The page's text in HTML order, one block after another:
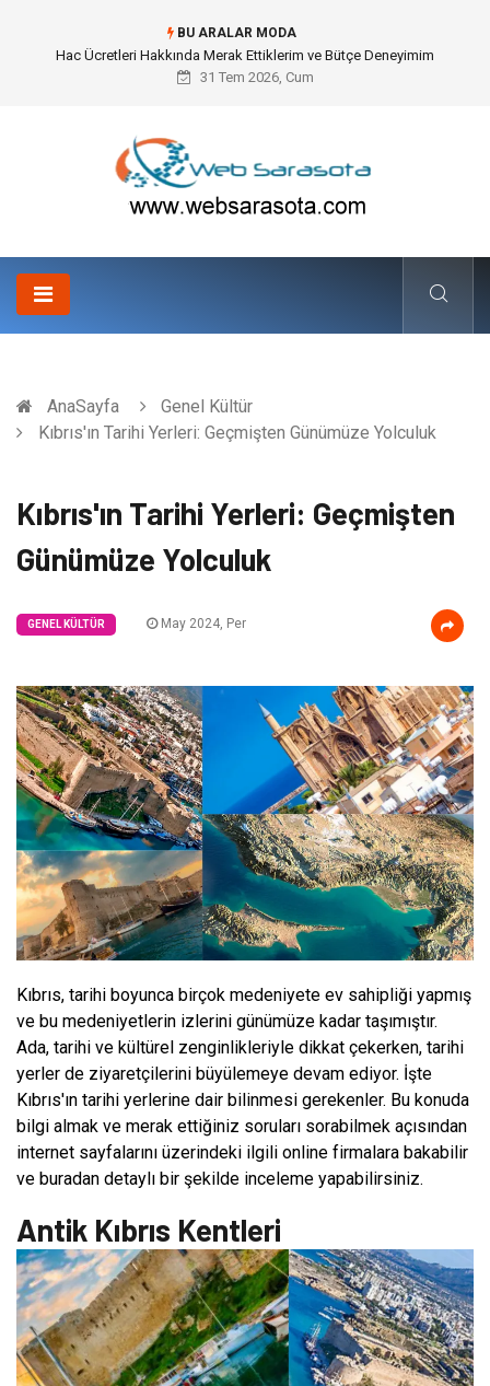
BU ARALAR MODA
Öneri Sistemi ile Kurumsal İnovasyonun Dijitalleşmesi
31 Tem 2026, Cum
AnaSayfa
Genel Kültür
Kıbrıs'ın Tarihi Yerleri: Geçmişten Günümüze Yolculuk
Kıbrıs'ın Tarihi Yerleri: Geçmişten
Günümüze Yolculuk
GENEL KÜLTÜR May 2024, Per
Kıbrıs, tarihi boyunca birçok medeniyete ev sahipliği yapmış
ve bu medeniyetlerin izlerini günümüze kadar taşımıştır.
Ada, tarihi ve kültürel zenginlikleriyle dikkat çekerken, tarihi
yerler de ziyaretçilerini büyülemeye devam ediyor. İşte
Kıbrıs'ın tarihi yerlerine dair bilinmesi gerekenler. Bu konuda
bilgi almak ve merak ettiğiniz soruları sorabilmek açısından
internet sayfalarını üzerindeki ilgili online firmalara bakabilir
ve buradan detaylı bir şekilde inceleme yapabilirsiniz.
Antik Kıbrıs Kentleri